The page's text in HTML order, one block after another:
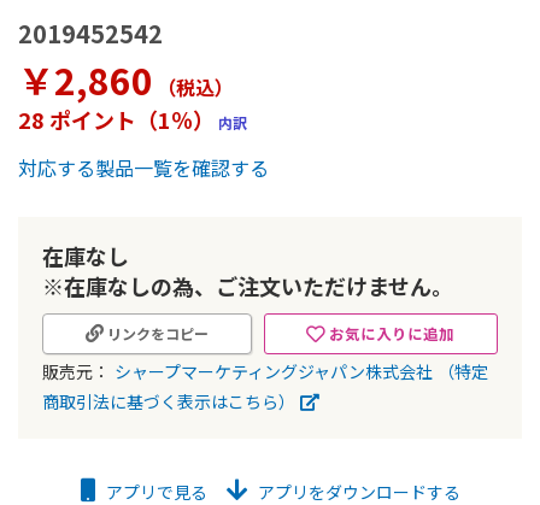
2019452542
￥2,860 （税込）
28 ポイント（1％） 内訳
対応する製品一覧を確認する
在庫なし
※在庫なしの為、ご注文いただけません。
お気に入りに追加
リンクをコピー
販売元： シャープマーケティングジャパン株式会社
（特定
商取引法に基づく表示はこちら）
ャ
リ
ー
の
最
初
動
アプリで見る アプリをダウンロードする